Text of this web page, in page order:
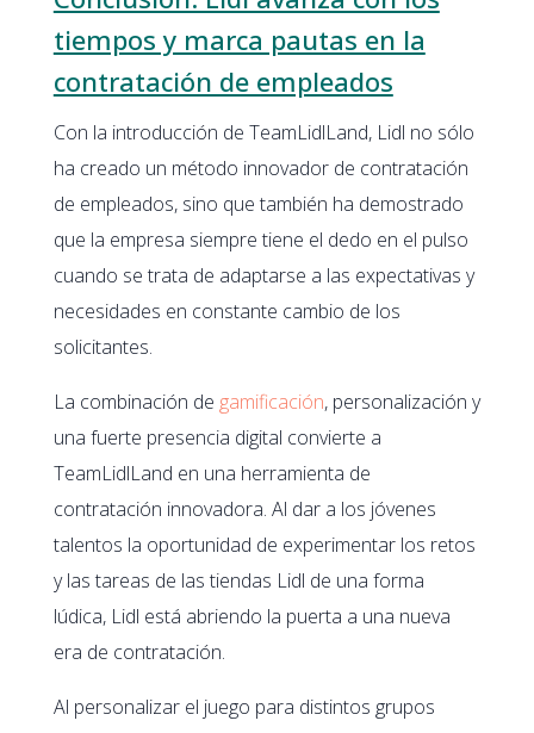
tiempos y marca pautas en la
contratación de empleados
Con la introducción de TeamLidlLand, Lidl no sólo
ha creado un método innovador de contratación
de empleados, sino que también ha demostrado
que la empresa siempre tiene el dedo en el pulso
cuando se trata de adaptarse a las expectativas y
necesidades en constante cambio de los
solicitantes.
La combinación de gamificación, personalización y
una fuerte presencia digital convierte a
TeamLidlLand en una herramienta de
contratación innovadora. Al dar a los jóvenes
talentos la oportunidad de experimentar los retos
y las tareas de las tiendas Lidl de una forma
lúdica, Lidl está abriendo la puerta a una nueva
era de contratación.
Al personalizar el juego para distintos grupos